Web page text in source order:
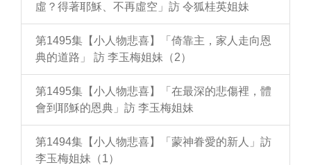
虛？得著耶穌、不再虛空」訪 令狐桂英姐妹
第1495集【小人物悲喜】「倚靠主，家人走向恩
典的道路」 訪 李玉梅姐妹（2）
第1495集【小人物悲喜】「在最深的悲傷裡，體
會到耶穌的恩典」訪 李玉梅姐妹
第1494集【小人物悲喜】「蒙神眷愛的新人」訪
李玉梅姐妹（1）